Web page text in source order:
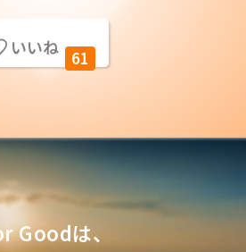
いいね 61
Goodは、